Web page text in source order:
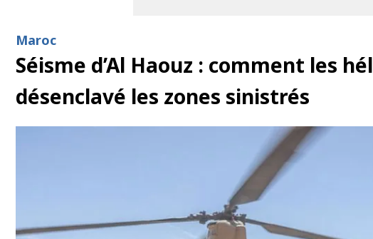
Maroc
Séisme d’Al Haouz : comment les
désenclavé les zones sinistrés